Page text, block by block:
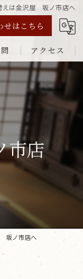
えは金沢屋 坂ノ市店へ
せはこちら
アクセス
市店
坂ノ市店へ